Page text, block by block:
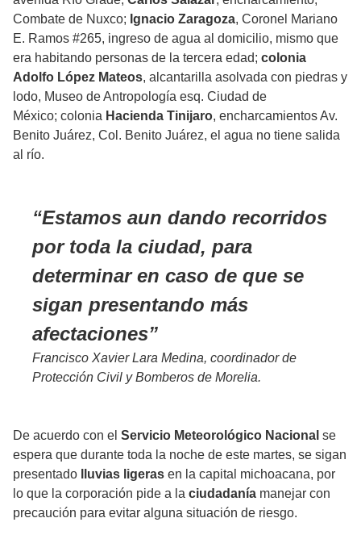
Combate de Nuxco; Ignacio Zaragoza, Coronel Mariano
E. Ramos #265, ingreso de agua al domicilio, mismo que
era habitando personas de la tercera edad; colonia
Adolfo López Mateos, alcantarilla asolvada con piedras y
lodo, Museo de Antropología esq. Ciudad de
México; colonia Hacienda Tinijaro, encharcamientos Av.
Benito Juárez, Col. Benito Juárez, el agua no tiene salida
al río.
Estamos aun dando recorridos
por toda la ciudad, para
determinar en caso de que se
sigan presentando más
afectaciones
Francisco Xavier Lara Medina, coordinador de
Protección Civil y Bomberos de Morelia.
De acuerdo con el Servicio Meteorológico Nacional se
espera que durante toda la noche de este martes, se sigan
presentado
lluvias ligeras en la capital michoacana, por
lo que la corporación pide a la ciudadanía manejar con
precaución para evitar alguna situación de riesgo.